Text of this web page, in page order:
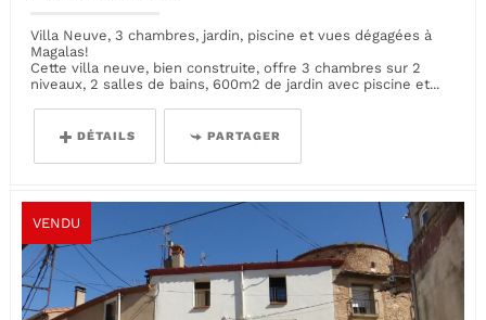
Villa Neuve, 3 chambres, jardin, piscine et vues dégagées à
Magalas!
Cette villa neuve, bien construite, offre 3 chambres sur 2
niveaux, 2 salles de bains, 600m2 de jardin avec piscine et...
DÉTAILS PARTAGER
VENDU